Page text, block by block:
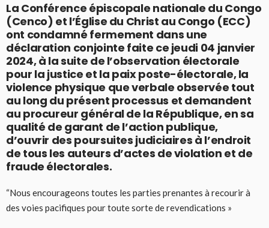
La Conférence épiscopale nationale du Congo
(Cenco) et l’Église du Christ au Congo (ECC)
ont condamné fermement dans une
déclaration conjointe faite ce jeudi 04 janvier
2024, à la suite de l’observation électorale
pour la justice et la paix poste-électorale, la
violence physique que verbale observée tout
au long du présent processus et demandent
au procureur général de la République, en sa
qualité de garant de l’action publique,
d’ouvrir des poursuites judiciaires à l’endroit
de tous les auteurs d’actes de violation et de
fraude électorales.
“Nous encourageons toutes les parties prenantes à recourir à
des voies pacifiques pour toute sorte de revendications »